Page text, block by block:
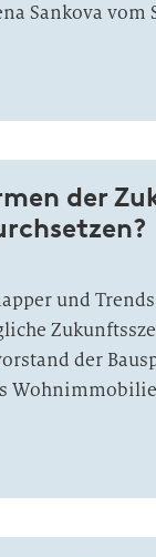
Sankova vom
der
und
der